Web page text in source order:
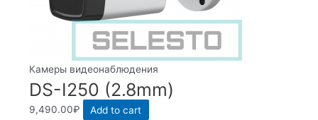
Камеры видеонаблюдения
DS-I250 (2.8mm)
9,490.00₽ Add to cart